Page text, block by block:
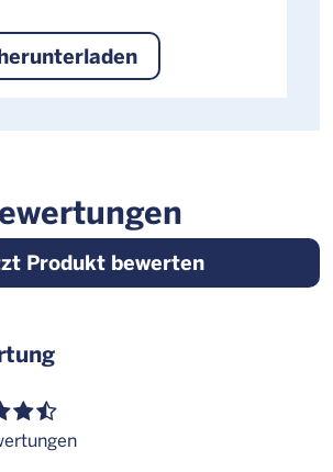
Produkt bewerten